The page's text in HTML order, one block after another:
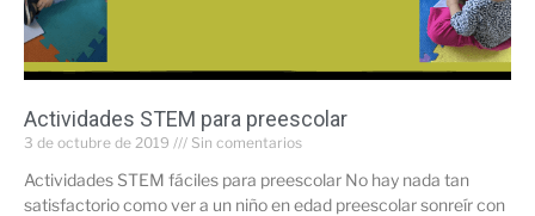
Actividades STEM para preescolar
3 de octubre de 2019 Sin comentarios
Actividades STEM fáciles para preescolar No hay nada tan
satisfactorio como ver a un niño en edad preescolar sonreír con